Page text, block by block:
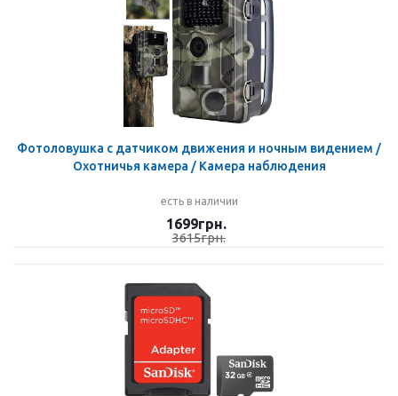
Фотоловушка с датчиком движения и ночным видением /
Охотничья камера / Камера наблюдения
есть в наличии
1699грн.
3615грн.